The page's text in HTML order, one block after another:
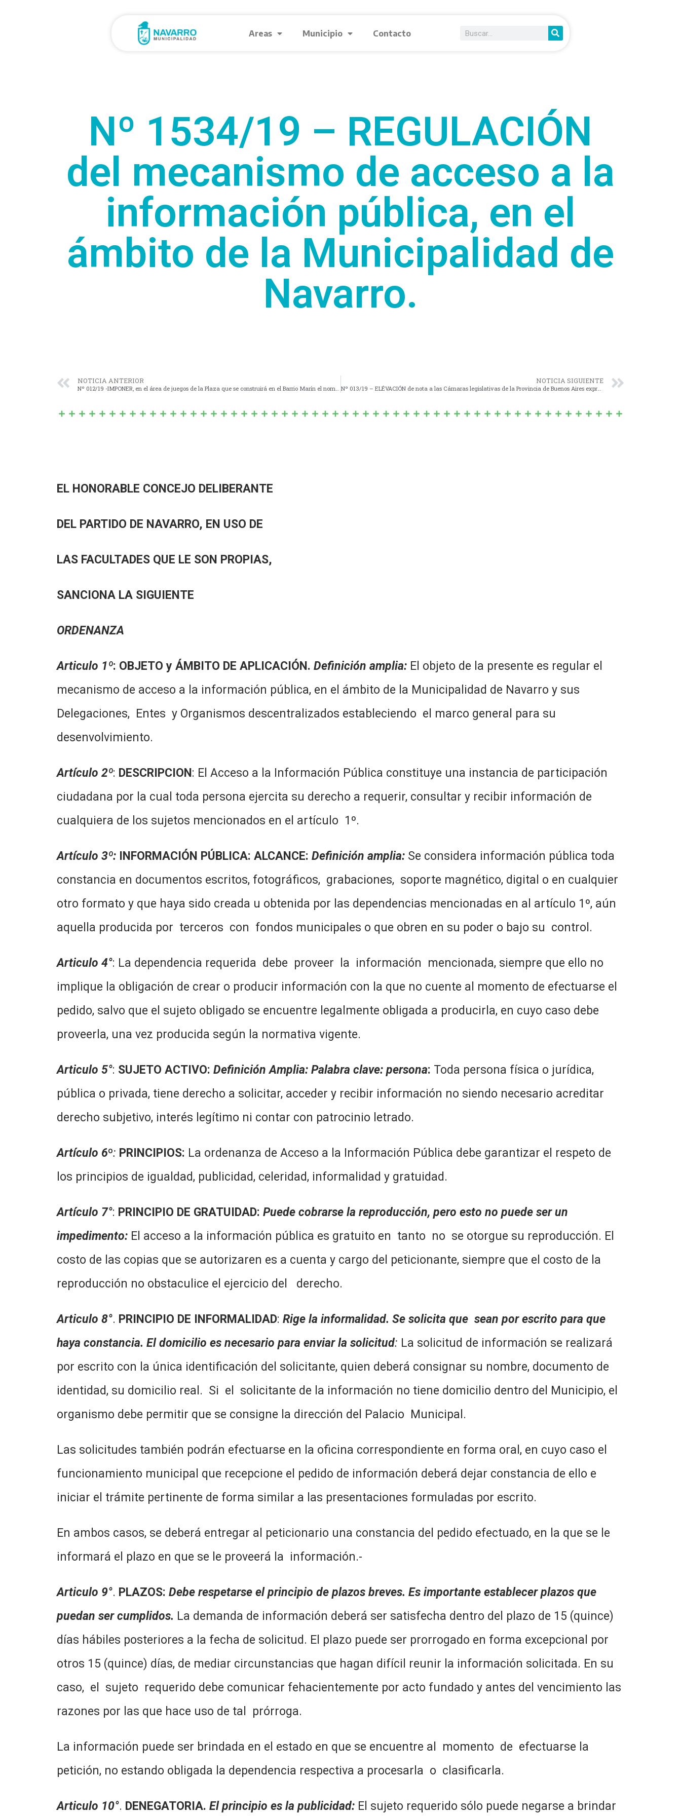
Areas Municipio Contacto
Nº 1534/19 – REGULACIÓN
del mecanismo de acceso a la
información pública, en el
ámbito de la Municipalidad de
Navarro.
NOTICIA ANTERIOR NOTICIA SIGUIENTE
Nº 013/19 – ELÉVACIÓN de nota a las Cámaras legislativas de la Provincia de Buenos Aires expresando el deseo e interés para que sea aprobada la llamada «Ley de Juventudes».
EL HONORABLE CONCEJO DELIBERANTE
DEL PARTIDO DE NAVARRO, EN USO DE
LAS FACULTADES QUE LE SON PROPIAS,
SANCIONA LA SIGUIENTE
ORDENANZA
Articulo 1º: OBJETO y ÁMBITO DE APLICACIÓN. Definición amplia: El objeto de la presente es regular el
mecanismo de acceso a la información pública, en el ámbito de la Municipalidad de Navarro y sus
Delegaciones, Entes y Organismos descentralizados estableciendo el marco general para su
desenvolvimiento.
Artículo 2º: DESCRIPCION : El Acceso a la Información Pública constituye una instancia de participación
ciudadana por la cual toda persona ejercita su derecho a requerir, consultar y recibir información de
cualquiera de los sujetos mencionados en el artículo 1º.
Artículo 3º: INFORMACIÓN PÚBLICA: ALCANCE: Definición amplia: Se considera información pública toda
constancia en documentos escritos, fotográficos, grabaciones, soporte magnético, digital o en cualquier
otro formato y que haya sido creada u obtenida por las dependencias mencionadas en al artículo 1º, aún
aquella producida por terceros con fondos municipales o que obren en su poder o bajo su control.
Articulo 4°: La dependencia requerida debe proveer la información mencionada, siempre que ello no
implique la obligación de crear o producir información con la que no cuente al momento de efectuarse el
pedido, salvo que el sujeto obligado se encuentre legalmente obligada a producirla, en cuyo caso debe
proveerla, una vez producida según la normativa vigente.
Articulo 5°: SUJETO ACTIVO: Definición Amplia: Palabra clave: persona: Toda persona física o jurídica,
pública o privada, tiene derecho a solicitar, acceder y recibir información no siendo necesario acreditar
derecho subjetivo, interés legítimo ni contar con patrocinio letrado.
Artículo 6º: PRINCIPIOS: La ordenanza de Acceso a la Información Pública debe garantizar el respeto de
los principios de igualdad, publicidad, celeridad, informalidad y gratuidad.
Artículo 7°: PRINCIPIO DE GRATUIDAD: Puede cobrarse la reproducción, pero esto no puede ser un
impedimento: El acceso a la información pública es gratuito en tanto no se otorgue su reproducción. El
costo de las copias que se autorizaren es a cuenta y cargo del peticionante, siempre que el costo de la
reproducción no obstaculice el ejercicio del derecho.
Articulo 8°. PRINCIPIO DE INFORMALIDAD: Rige la informalidad. Se solicita que sean por escrito para que
haya constancia. El domicilio es necesario para enviar la solicitud: La solicitud de información se realizará
por escrito con la única identificación del solicitante, quien deberá consignar su nombre, documento de
identidad, su domicilio real. Si el solicitante de la información no tiene domicilio dentro del Municipio, el
organismo debe permitir que se consigne la dirección del Palacio Municipal.
Las solicitudes también podrán efectuarse en la oficina correspondiente en forma oral, en cuyo caso el
funcionamiento municipal que recepcione el pedido de información deberá dejar constancia de ello e
iniciar el trámite pertinente de forma similar a las presentaciones formuladas por escrito.
En ambos casos, se deberá entregar al peticionario una constancia del pedido efectuado, en la que se le
informará el plazo en que se le proveerá la información.-
Articulo 9°. PLAZOS: Debe respetarse el principio de plazos breves. Es importante establecer plazos que
puedan ser cumplidos. La demanda de información deberá ser satisfecha dentro del plazo de 15 (quince)
días hábiles posteriores a la fecha de solicitud. El plazo puede ser prorrogado en forma excepcional por
otros 15 (quince) días, de mediar circunstancias que hagan difícil reunir la información solicitada. En su
caso, el sujeto requerido debe comunicar fehacientemente por acto fundado y antes del vencimiento las
razones por las que hace uso de tal prórroga.
La información puede ser brindada en el estado en que se encuentre al momento de efectuarse la
petición, no estando obligada la dependencia respectiva a procesarla o clasificarla.
Articulo 10°. DENEGATORIA. El principio es la publicidad: El sujeto requerido sólo puede negarse a brindar